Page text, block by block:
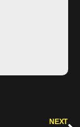
NEXT